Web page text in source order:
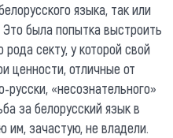
языка, так или
Это была попытка выстроить
секту, у которой свой
ценности, отличные от
русски, «несознательного»
за белорусский язык в
им, зачастую, не владели.